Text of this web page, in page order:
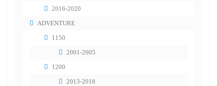
2016-2020
ADVENTURE
1150
2001-2005
1200
2013-2018